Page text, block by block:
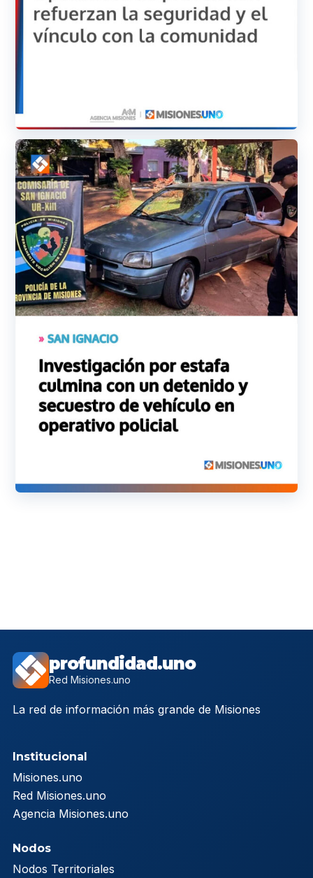
profundidad.uno
Red Misiones.uno
La red de información más grande de Misiones
Institucional
Misiones.uno
Red Misiones.uno
Agencia Misiones.uno
Nodos
Nodos Territoriales